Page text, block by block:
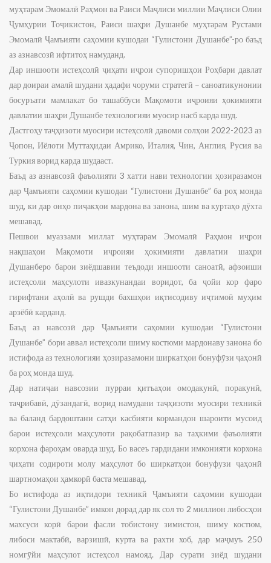
муҳтарам Эмомалӣ Раҳмон ва Раиси Маҷлиси миллии Маҷлиси Олии
Ҷумҳурии Тоҷикистон, Раиси шаҳри Душанбе муҳтарам Рустами
Эмомалӣ Ҷамъияти саҳомии кушодаи “Гулистони Душанбе”-ро баъд
аз азнавсозӣ ифтитоҳ намуданд.
Дар иншооти истеҳсолӣ ҷиҳати иҷрои супоришҳои Роҳбари давлат
дар доираи амалӣ шудани ҳадафи чоруми стратегӣ – саноатикунонии
босуръати мамлакат бо ташаббуси Мақомоти иҷроияи ҳокимияти
давлатии шаҳри Душанбе технологияи муосир насб карда шуд.
Дастгоҳу таҷҳизоти муосири истеҳсолӣ давоми солҳои 2022-2023 аз
Ҷопон, Иёлоти Муттаҳидаи Амрико, Италия, Чин, Англия, Русия ва
Туркия ворид карда шудааст.
Баъд аз азнавсозӣ фаъолияти 3 хатти нави технологии ҳозиразамон
дар Ҷамъияти саҳомии кушодаи “Гулистони Душанбе” ба роҳ монда
шуд, ки дар онҳо пиҷакҳои мардона ва занона, шим ва куртаҳо дӯхта
мешавад.
Пешвои муаззами миллат муҳтарам Эмомалӣ Раҳмон иҷрои
нақшаҳои Мақомоти иҷроияи ҳокимияти давлатии шаҳри
Душанберо барои зиёдшавии теъдоди иншооти саноатӣ, афзоиши
истеҳсоли маҳсулоти ивазкунандаи воридот, ба ҷойи кор фаро
гирифтани аҳолӣ ва рушди бахшҳои иқтисодиву иҷтимоӣ муҳим
арзёбӣ карданд.
Баъд аз навсозӣ дар Ҷамъияти саҳомии кушодаи “Гулистони
Душанбе” бори аввал истеҳсоли шиму костюми мардонаву занона бо
истифода аз технологияи ҳозиразамони ширкатҳои бонуфӯзи ҷаҳонӣ
ба роҳ монда шуд.
Дар натиҷаи навсозии пурраи қитъаҳои омодакунӣ, поракунӣ,
таҷрибавӣ, дӯзандагӣ, ворид намудани таҷҳизоти муосири техникӣ
ва баланд бардоштани сатҳи касбияти кормандон шароити мусоид
барои истеҳсоли маҳсулоти рақобатпазир ва таҳкими фаъолияти
корхона фароҳам оварда шуд. Бо васеъ гардидани имконияти корхона
ҷиҳати содироти молу маҳсулот бо ширкатҳои бонуфузи ҷаҳонӣ
шартномаҳои ҳамкорӣ баста мешавад.
Бо истифода аз иқтидори техникӣ Ҷамъияти саҳомии кушодаи
“Гулистони Душанбе” имкон дорад дар як сол то 2 миллион либосҳои
махсуси корӣ барои фасли тобистону зимистон, шиму костюм,
либоси мактабӣ, варзишӣ, курта ва рахти хоб, дар маҷмуъ 250
номгӯйи маҳсулот истеҳсол намояд. Дар сурати зиёд шудани